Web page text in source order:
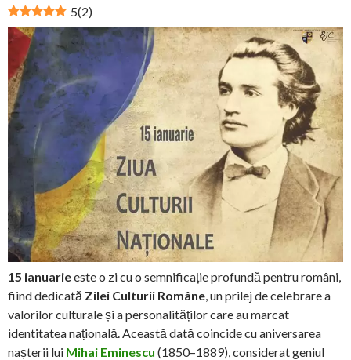
5(2)
15 ianuarieeste o zi cu o semnificație profundă pentru români,
fiind dedicată Zilei Culturii Române , un prilej de celebrare a
valorilor culturale și a personalităților care au marcat
identitatea națională. Această dată coincide cu aniversarea
nașterii lui Mihai Eminescu (1850–1889), considerat geniul